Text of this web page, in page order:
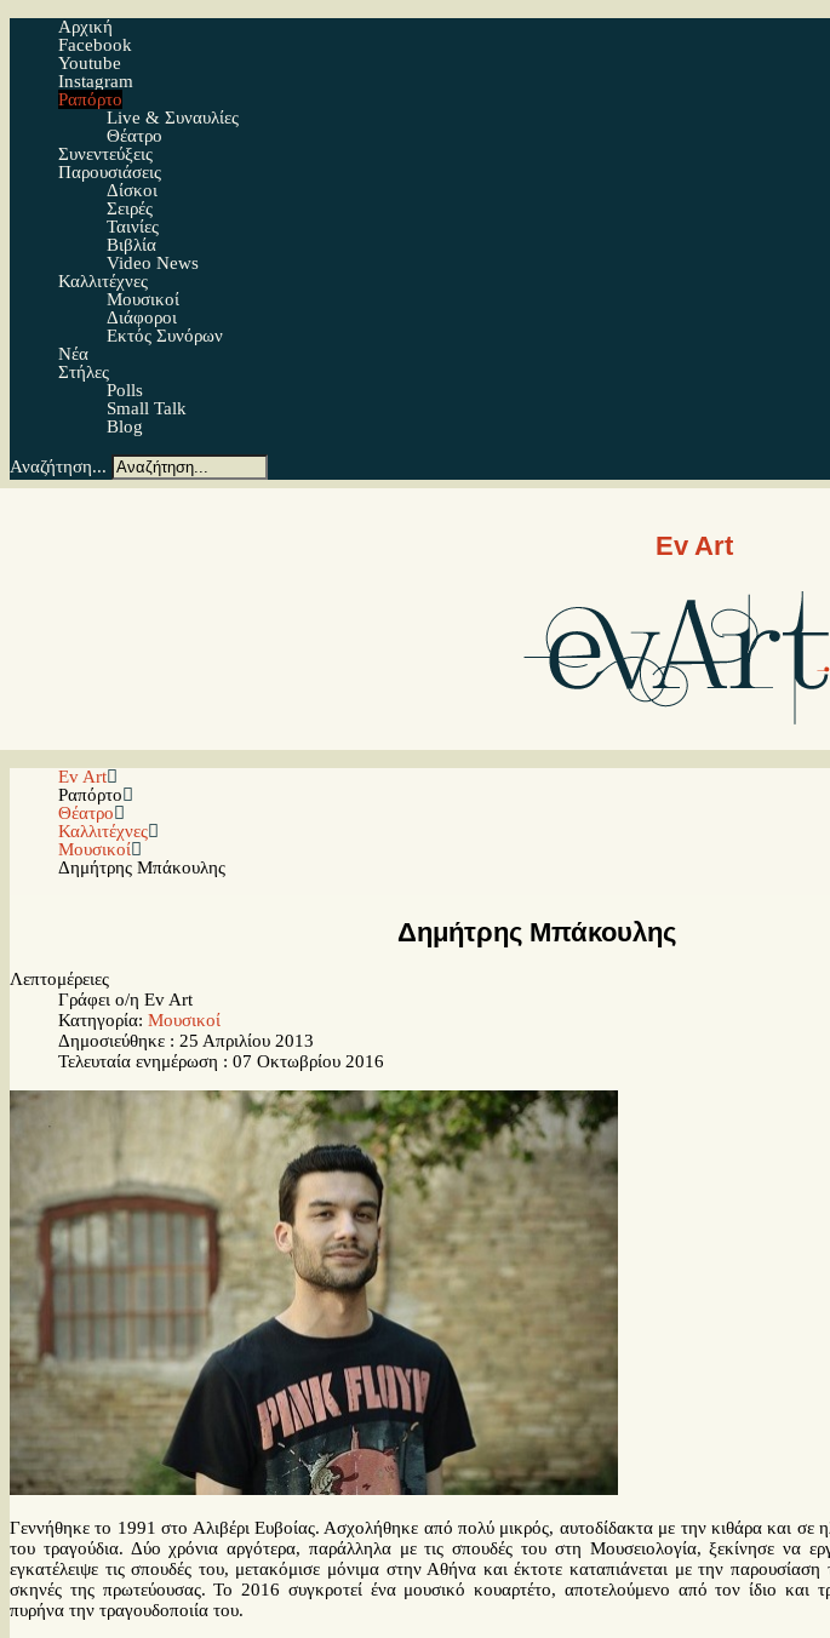
Αρχική
Facebook
Youtube
Instagram
Ραπόρτο
Live & Συναυλίες
Θέατρο
Συνεντεύξεις
Παρουσιάσεις
Δίσκοι
Σειρές
Ταινίες
Βιβλία
Video News
Καλλιτέχνες
Μουσικοί
Διάφοροι
Εκτός Συνόρων
Νέα
Στήλες
Polls
Small Talk
Blog
Αναζήτηση...
Ev Art
Ev Art
Ραπόρτο
Θέατρο
Καλλιτέχνες
Μουσικοί
Δημήτρης Μπάκουλης
Δημήτρης Μπάκουλης
Λεπτομέρειες
Γράφει ο/η Ev Art
Κατηγορία: Μουσικοί
Δημοσιεύθηκε : 25 Απριλίου 2013
Τελευταία ενημέρωση : 07 Οκτωβρίου 2016
Γεννήθηκε το 1991 στο Αλιβέρι Ευβοίας. Ασχολήθηκε από πολύ μικρός, αυτοδίδακτα με την κιθάρα και σε
του τραγούδια. Δύο χρόνια αργότερα, παράλληλα με τις σπουδές του στη Μουσειολογία, ξεκίνησε να
εγκατέλειψε τις σπουδές του, μετακόμισε μόνιμα στην Αθήνα και έκτοτε καταπιάνεται με την παρουσίαση
σκηνές της πρωτεύουσας. Το 2016 συγκροτεί ένα μουσικό κουαρτέτο, αποτελούμενο από τον ίδιο και
πυρήνα την τραγουδοποιία του.